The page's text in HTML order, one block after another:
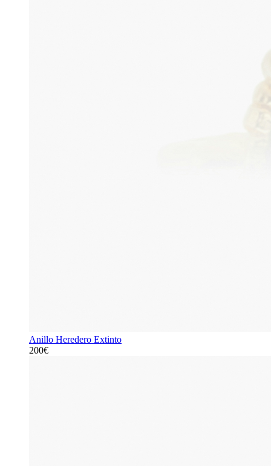
Anillo Heredero Extinto
200€